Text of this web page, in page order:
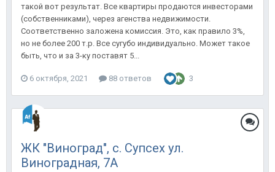
такой вот результат. Все квартиры продаются инвесторами
(собственниками), через агенства недвижимости.
Соответственно заложена комиссия. Это, как правило 3%,
но не более 200 т.р. Все сугубо индивидуально. Может такое
быть, что и за 3-ку поставят 5...
6 октября, 2021 88 ответов 3
ЖК "Виноград", с. Супсех ул.
Виноградная, 7А